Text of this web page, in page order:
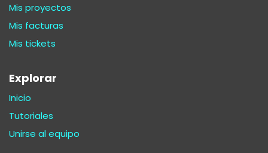
Mis proyectos
Mis facturas
Mis tickets
Explorar
Inicio
Tutoriales
Unirse al equipo